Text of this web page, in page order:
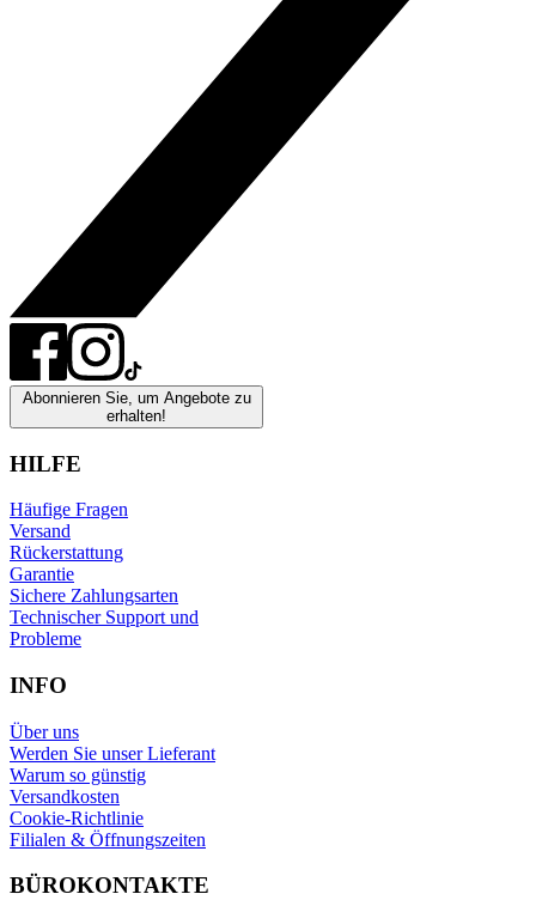
Abonnieren Sie, um Angebote zu
erhalten!
HILFE
Häufige Fragen
Versand
Rückerstattung
Garantie
Sichere Zahlungsarten
Technischer Support und
Probleme
INFO
Über uns
Werden Sie unser Lieferant
Warum so günstig
Versandkosten
Cookie-Richtlinie
Filialen & Öffnungszeiten
BÜROKONTAKTE